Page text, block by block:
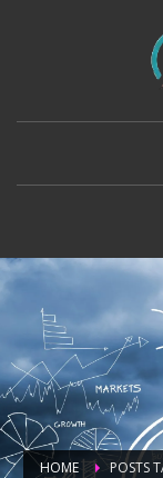
HOME POSTS